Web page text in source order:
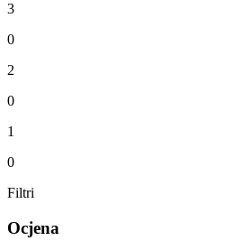
3
0
2
0
1
0
Filtri
Ocjena